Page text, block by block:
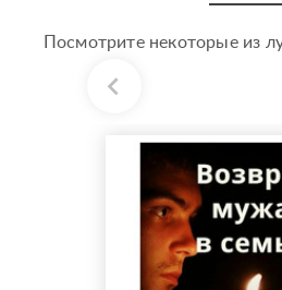
Посмотрите некоторые из